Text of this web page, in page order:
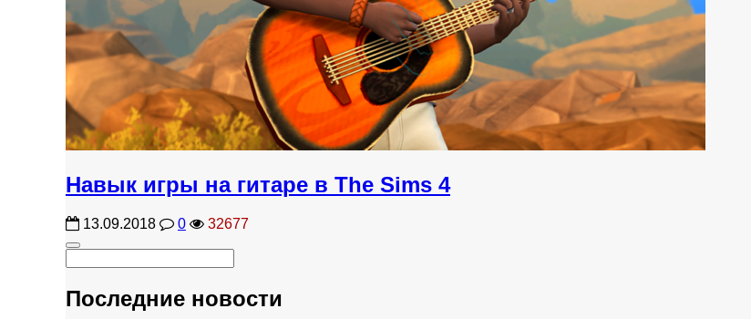
Навык игры на гитаре в The Sims 4
13.09.2018 0 32677
Последние новости